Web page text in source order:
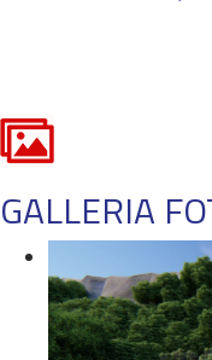
GALLERIA